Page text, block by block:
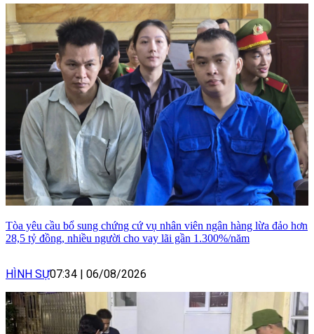
Tòa yêu cầu bổ sung chứng cứ vụ nhân viên ngân hàng lừa đảo hơn
28,5 tỷ đồng, nhiều người cho vay lãi gần 1.300%/năm
HÌNH SỰ07:34 06/08/2026